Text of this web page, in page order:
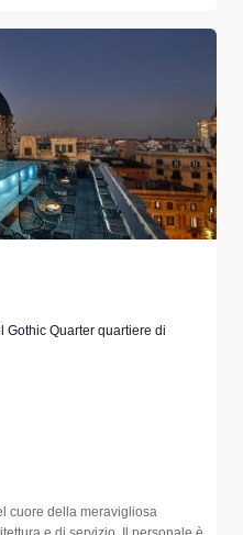
Gothic Quarter quartiere di
cuore della meravigliosa